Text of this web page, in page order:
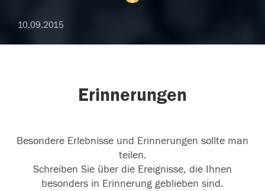
10.09.2015
Erinnerungen
Besondere Erlebnisse und Erinnerungen sollte man
teilen.
Schreiben Sie über die Ereignisse, die Ihnen
besonders in Erinnerung geblieben sind.